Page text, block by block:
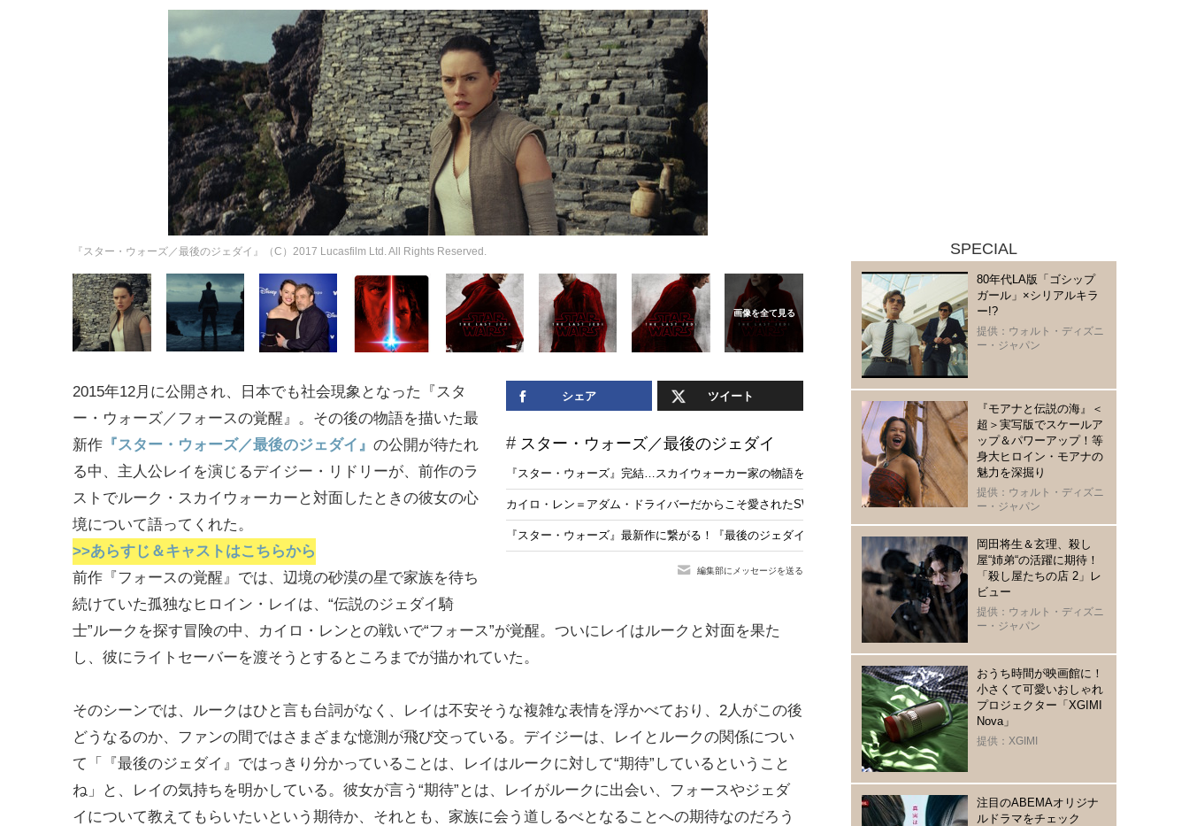
『スター・ウォーズ／最後のジェダイ』（C）2017 Lucasfilm Ltd. All Rights Reserved.
シェア ツイート
スター・ウォーズ／最後のジェダイ
『スター・ウォーズ』完結…スカイウォーカー家の物語をふり返る
カイロ・レン＝アダム・ドライバーだからこそ愛されたSW史上最も複雑なヴィラン
『スター・ウォーズ』最新作に繋がる！『最後のジェダイ』金ローで通常より1時間早く放送
編集部にメッセージを送る
2015年12月に公開され、日本でも社会現象となった『スタ
ー・ウォーズ／フォースの覚醒』。その後の物語を描いた最
新作 『スター・ウォーズ／最後のジェダイ』 の公開が待たれ
る中、主人公レイを演じるデイジー・リドリーが、前作のラ
ストでルーク・スカイウォーカーと対面したときの彼女の心
境について語ってくれた。
>>あらすじ＆キャストはこちらから
前作『フォースの覚醒』では、辺境の砂漠の星で家族を待ち
続けていた孤独なヒロイン・レイは、“伝説のジェダイ騎
士”ルークを探す冒険の中、カイロ・レンとの戦いで“フォース”が覚醒。ついにレイはルークと対面を果た
し、彼にライトセーバーを渡そうとするところまでが描かれていた。
そのシーンでは、ルークはひと言も台詞がなく、レイは不安そうな複雑な表情を浮かべており、2人がこの後
どうなるのか、ファンの間ではさまざまな憶測が飛び交っている。デイジーは、レイとルークの関係につい
て「『最後のジェダイ』ではっきり分かっていることは、レイはルークに対して“期待”しているということ
ね」と、レイの気持ちを明かしている。彼女が言う“期待”とは、レイがルークに出会い、フォースやジェダ
イについて教えてもらいたいという期待か、それとも、家族に会う道しるべとなることへの期待なのだろう
SPECIAL
80年代LA版「ゴシップ
ガール」×シリアルキラ
ー!?
提供：ウォルト・ディズニ
ー・ジャパン
『モアナと伝説の海』＜
超＞実写版でスケールア
ップ＆パワーアップ！等
身大ヒロイン・モアナの
魅力を深掘り
提供：ウォルト・ディズニ
ー・ジャパン
岡田将生＆玄理、殺し
屋“姉弟“の活躍に期待！
「殺し屋たちの店 2」レ
ビュー
提供：ウォルト・ディズニ
ー・ジャパン
おうち時間が映画館に！
小さくて可愛いおしゃれ
プロジェクター「XGIMI
Nova」
提供：XGIMI
注目のABEMAオリジナ
ルドラマをチェック